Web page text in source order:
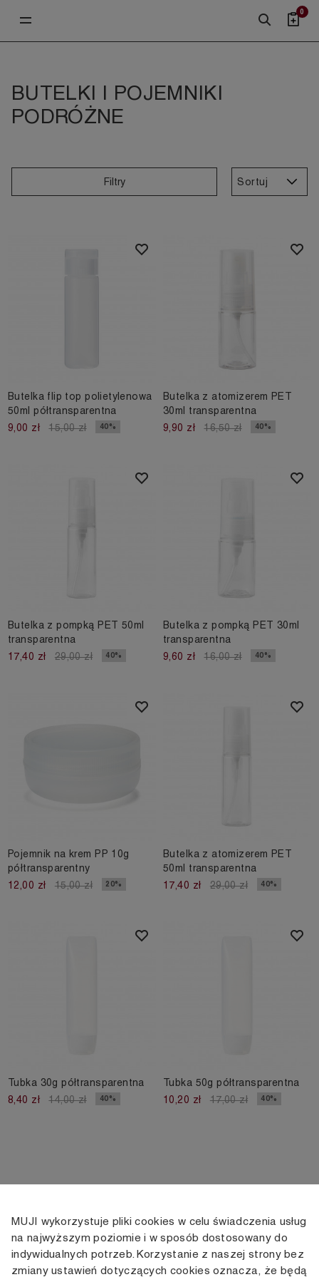
0
BUTELKI I POJEMNIKI
PODRÓŻNE
Filtry Sortuj
Butelka flip top polietylenowa
50ml półtransparentna
9,00 zł
15,00 zł 40%
Butelka z atomizerem PET
30ml transparentna
9,90 zł
16,50 zł 40%
Butelka z pompką PET 50ml
transparentna
17,40 zł
29,00 zł 40%
Butelka z pompką PET 30ml
transparentna
9,60 zł
16,00 zł 40%
Pojemnik na krem PP 10g
półtransparentny
12,00 zł
15,00 zł 20%
Butelka z atomizerem PET
50ml transparentna
17,40 zł
29,00 zł 40%
Tubka 30g półtransparentna
8,40 zł
14,00 zł 40%
Tubka 50g półtransparentna
10,20 zł
17,00 zł 40%
KONTAKT
+48 505 166 958
KONTO
Moje konto
INFORMACJE
Dostawa
MUJI wykorzystuje pliki cookies w celu świadczenia usług
na najwyższym poziomie i w sposób dostosowany do
indywidualnych potrzeb. Korzystanie z naszej strony bez
zmiany ustawień dotyczących cookies oznacza, że będą